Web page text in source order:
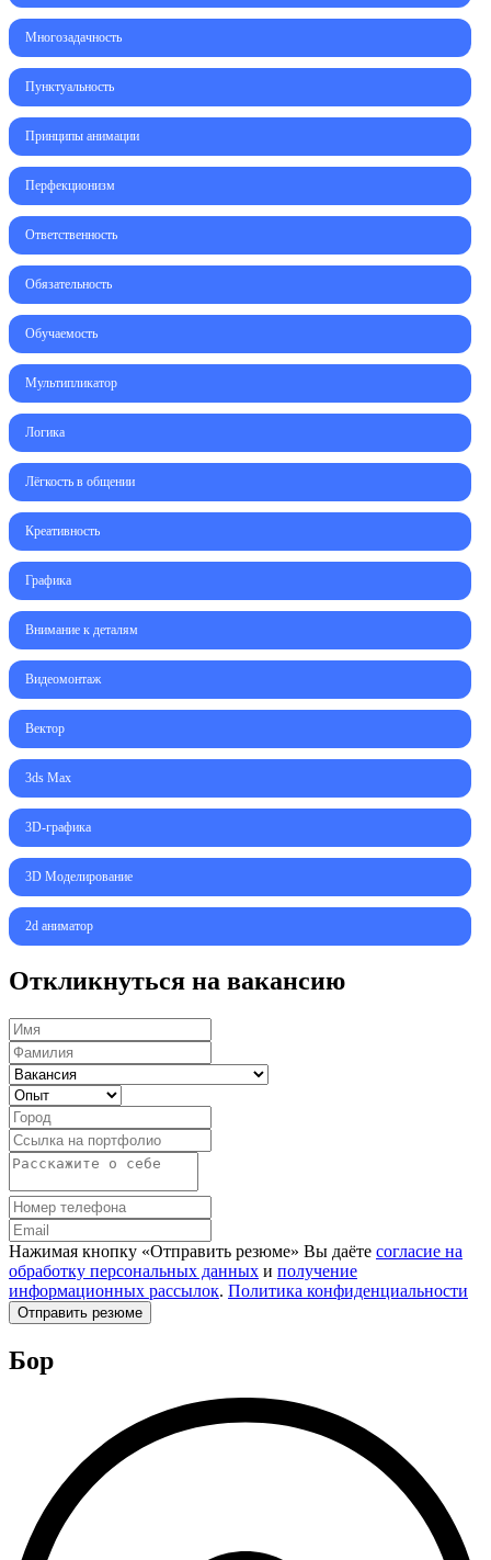
Многозадачность
Пунктуальность
Принципы анимации
Перфекционизм
Ответственность
Обязательность
Обучаемость
Мультипликатор
Логика
Лёгкость в общении
Креативность
Графика
Внимание к деталям
Видеомонтаж
Вектор
3ds Max
3D-графика
3D Моделирование
2d аниматор
Откликнуться на вакансию
Нажимая кнопку «Отправить резюме» Вы даёте согласие на
обработку персональных данных и получение
информационных рассылок. Политика конфиденциальности
Отправить резюме
Бор